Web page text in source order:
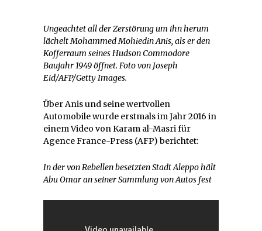
Ungeachtet all der Zerstörung um ihn herum
lächelt Mohammed Mohiedin Anis, als er den
Kofferraum seines Hudson Commodore
Baujahr 1949 öffnet. Foto von Joseph
Eid/AFP/Getty Images.
Über Anis und seine wertvollen
Automobile wurde erstmals im Jahr 2016 in
einem Video von Karam al-Masri für
Agence France-Press (AFP) berichtet:
In der von Rebellen besetzten Stadt Aleppo hält
Abu Omar an seiner Sammlung von Autos fest